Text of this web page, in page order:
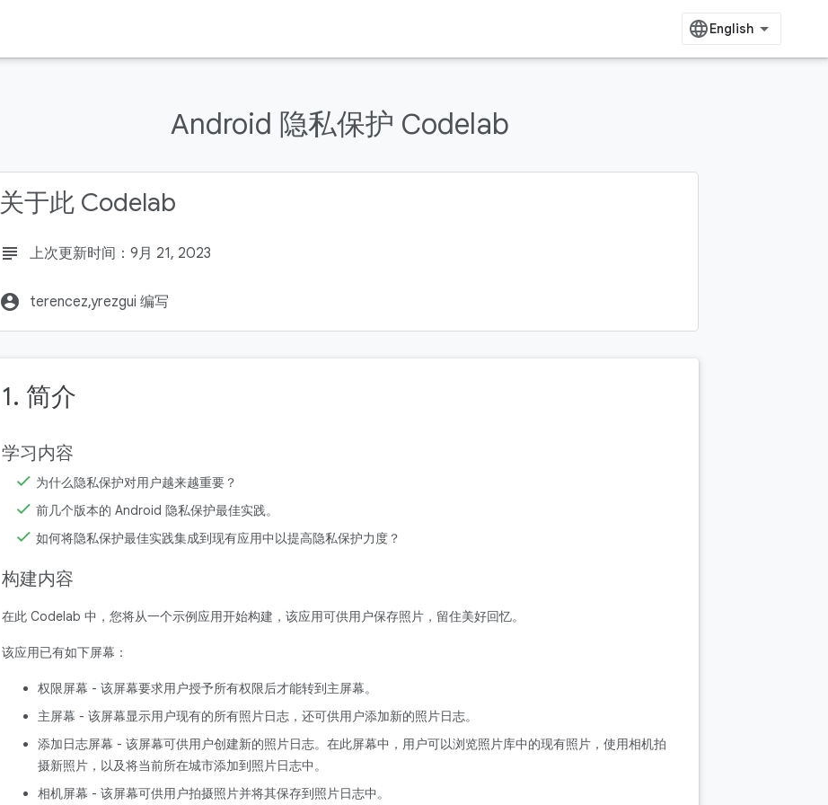
Android 隐私保护 Codelab
关于此 Codelab
subject 上次更新时间：9月 21, 2023
account_circle terencez,yrezgui 编写
1. 简介
学习内容
为什么隐私保护对用户越来越重要？
前几个版本的 Android 隐私保护最佳实践。
如何将隐私保护最佳实践集成到现有应用中以提高隐私保护力度？
构建内容
在此 Codelab 中，您将从一个示例应用开始构建，该应用可供用户保存照片，留住美好回忆。
该应用已有如下屏幕：
权限屏幕 - 该屏幕要求用户授予所有权限后才能转到主屏幕。
主屏幕 - 该屏幕显示用户现有的所有照片日志，还可供用户添加新的照片日志。
添加日志屏幕 - 该屏幕可供用户创建新的照片日志。在此屏幕中，用户可以浏览照片库中的现有照片，使用相机拍
摄新照片，以及将当前所在城市添加到照片日志中。
相机屏幕 - 该屏幕可供用户拍摄照片并将其保存到照片日志中。